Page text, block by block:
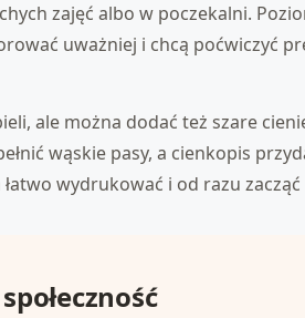
zajęć albo w poczekalni.
uważniej i chcą poćwiczyć
ale można dodać też szare
wąskie pasy, a cienkopis
wydrukować i od razu